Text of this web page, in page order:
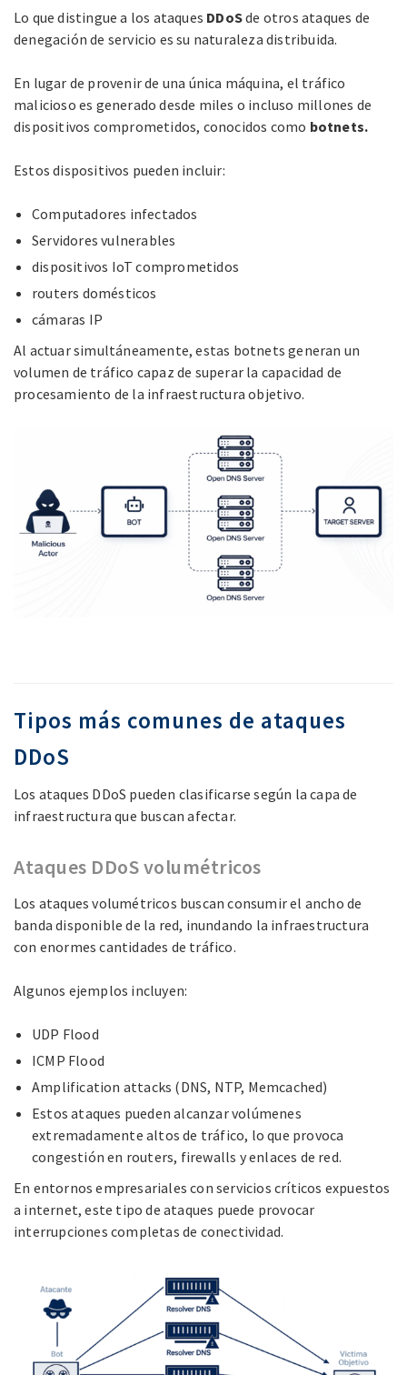
Lo que distingue a los ataques DDoSde otros ataques de
denegación de servicio es su naturaleza distribuida.
En lugar de provenir de una única máquina, el tráfico
malicioso es generado desde miles o incluso millones de
dispositivos comprometidos, conocidos como botnets.
Estos dispositivos pueden incluir:
Computadores infectados
Servidores vulnerables
dispositivos IoT comprometidos
routers domésticos
cámaras IP
Al actuar simultáneamente, estas botnets generan un
volumen de tráfico capaz de superar la capacidad de
procesamiento de la infraestructura objetivo.
Tipos más comunes de ataques
DDoS
Los ataques DDoS pueden clasificarse según la capa de
infraestructura que buscan afectar.
Ataques DDoS volumétricos
Los ataques volumétricos buscan consumir el ancho de
banda disponible de la red, inundando la infraestructura
con enormes cantidades de tráfico.
Algunos ejemplos incluyen:
UDP Flood
ICMP Flood
Amplification attacks (DNS, NTP, Memcached)
Estos ataques pueden alcanzar volúmenes
extremadamente altos de tráfico, lo que provoca
congestión en routers, firewalls y enlaces de red.
En entornos empresariales con servicios críticos expuestos
a internet, este tipo de ataques puede provocar
interrupciones completas de conectividad.